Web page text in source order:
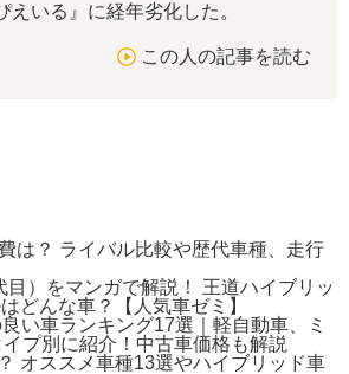
えいる』に経年劣化した。
この人の記事を読む
は？ ライバル比較や歴代車種、走行
目）をマンガで解説！ 王道ハイブリッ
どんな車？【人気車ゼミ】
良い車ランキング17選｜軽自動車、ミ
プ別に紹介！中古車価格も解説
オススメ車種13選やハイブリッド車